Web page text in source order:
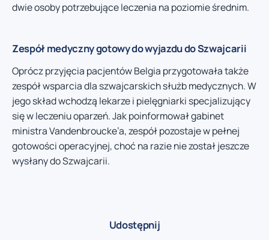
dwie osoby potrzebujące leczenia na poziomie średnim.
Zespół medyczny gotowy do wyjazdu do Szwajcarii
Oprócz przyjęcia pacjentów Belgia przygotowała także
zespół wsparcia dla szwajcarskich służb medycznych. W
jego skład wchodzą lekarze i pielęgniarki specjalizujący
się w leczeniu oparzeń. Jak poinformował gabinet
ministra Vandenbroucke’a, zespół pozostaje w pełnej
gotowości operacyjnej, choć na razie nie został jeszcze
wysłany do Szwajcarii.
Udostępnij